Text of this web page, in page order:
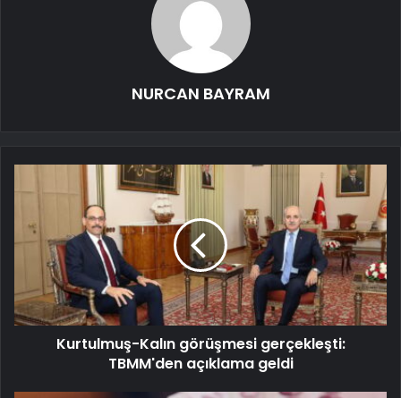
NURCAN BAYRAM
Kurtulmuş-Kalın görüşmesi gerçekleşti:
TBMM'den açıklama geldi